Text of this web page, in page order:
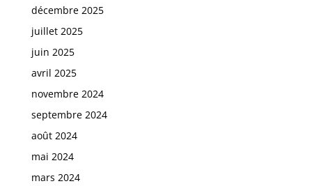
décembre 2025
juillet 2025
juin 2025
avril 2025
novembre 2024
septembre 2024
août 2024
mai 2024
mars 2024